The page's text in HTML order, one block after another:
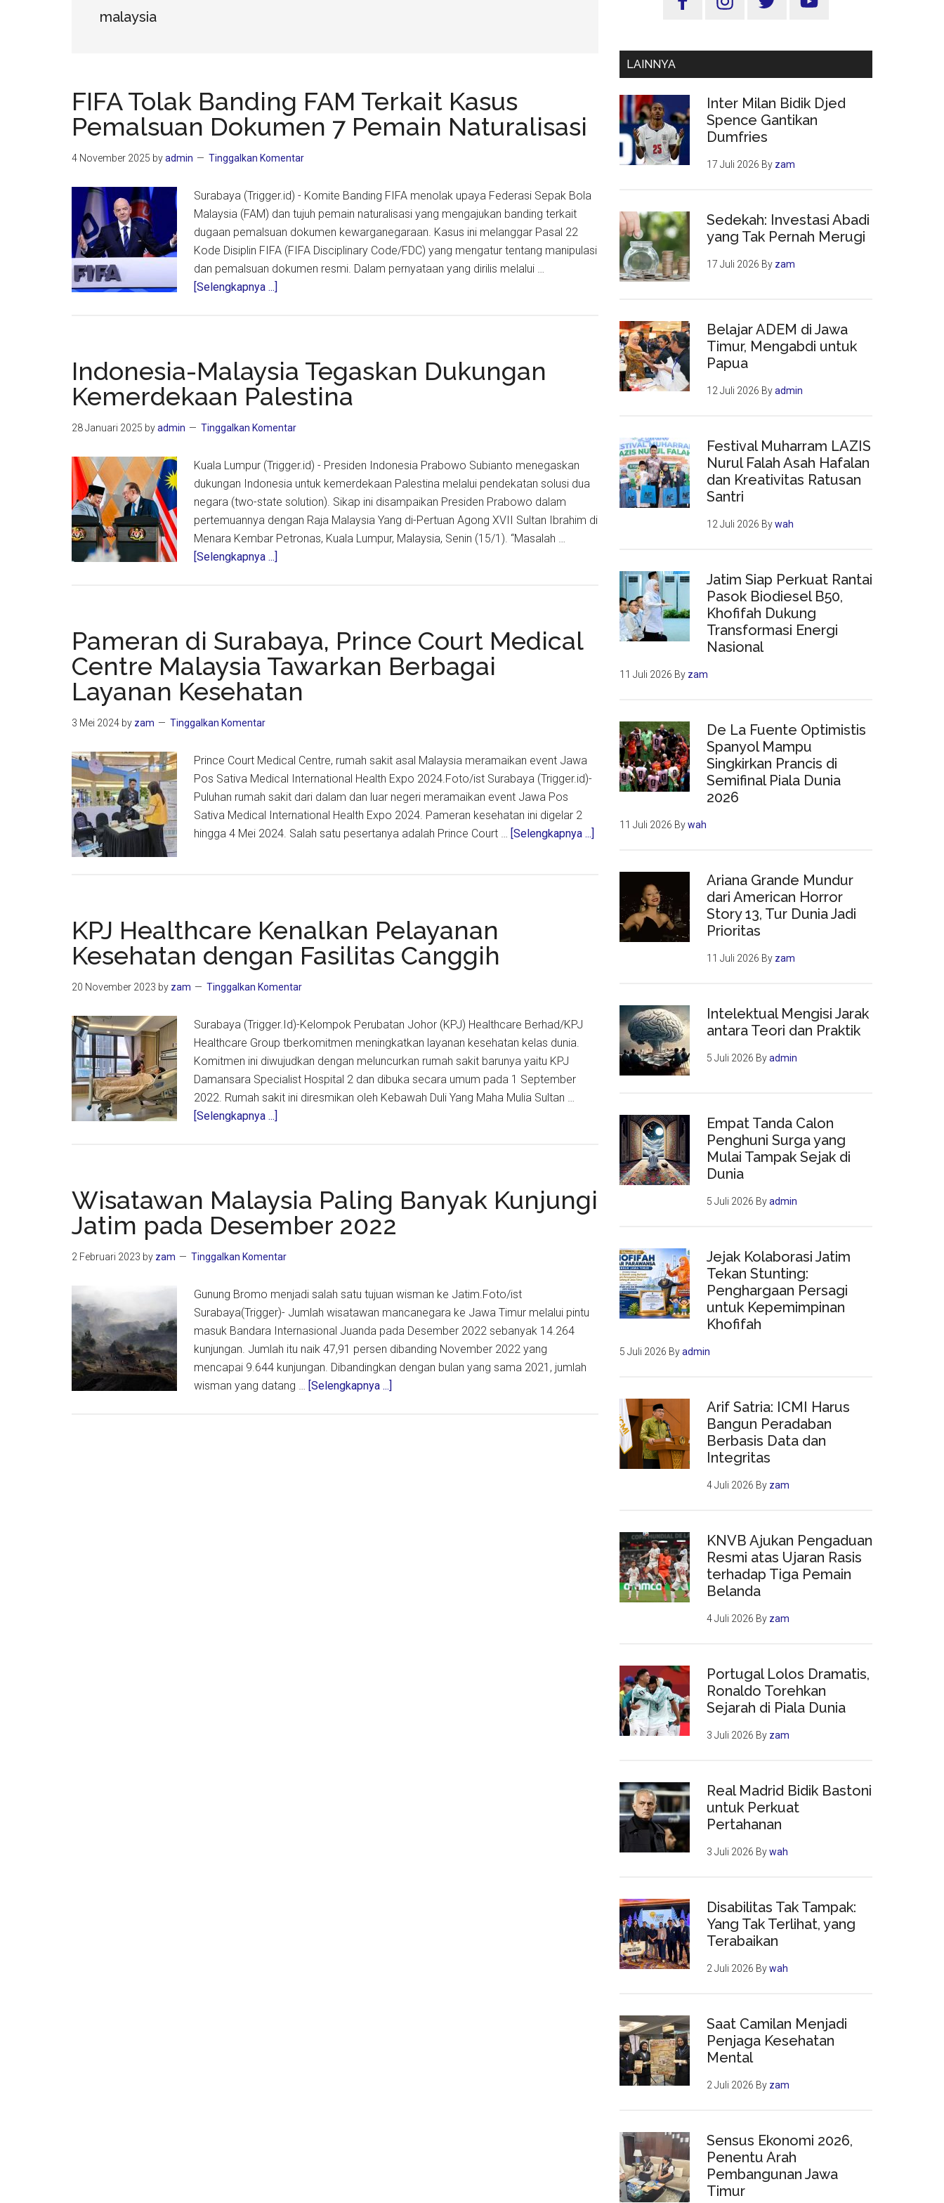
malaysia
FIFA Tolak Banding FAM Terkait Kasus
Pemalsuan Dokumen 7 Pemain Naturalisasi
4 November 2025 byadmin Tinggalkan Komentar
Surabaya (Trigger.id) - Komite Banding FIFA menolak upaya Federasi Sepak Bola
Malaysia (FAM) dan tujuh pemain naturalisasi yang mengajukan banding terkait
dugaan pemalsuan dokumen kewarganegaraan. Kasus ini melanggar Pasal 22
Kode Disiplin FIFA (FIFA Disciplinary Code/FDC) yang mengatur tentang manipulasi
dan pemalsuan dokumen resmi. Dalam pernyataan yang dirilis melalui …
[Selengkapnya ...]
FAM
Terkait
Kasus
Dokumen
Pemain
Naturalisasi
Indonesia-Malaysia Tegaskan Dukungan
Kemerdekaan Palestina
28 Januari 2025 byadmin Tinggalkan Komentar
Kuala Lumpur (Trigger.id) - Presiden Indonesia Prabowo Subianto menegaskan
dukungan Indonesia untuk kemerdekaan Palestina melalui pendekatan solusi dua
negara (two-state solution). Sikap ini disampaikan Presiden Prabowo dalam
pertemuannya dengan Raja Malaysia Yang di-Pertuan Agong XVII Sultan Ibrahim di
Menara Kembar Petronas, Kuala Lumpur, Malaysia, Senin (15/1). “Masalah …
[Selengkapnya ...]
Kemerdekaan
Palestina
Pameran di Surabaya, Prince Court Medical
Centre Malaysia Tawarkan Berbagai
Layanan Kesehatan
3 Mei 2024 by zam Tinggalkan Komentar
Prince Court Medical Centre, rumah sakit asal Malaysia meramaikan event Jawa
Pos Sativa Medical International Health Expo 2024.Foto/ist Surabaya (Trigger.id)-
Puluhan rumah sakit dari dalam dan luar negeri meramaikan event Jawa Pos
Sativa Medical International Health Expo 2024. Pameran kesehatan ini digelar 2
hingga 4 Mei 2024. Salah satu pesertanya adalah Prince Court … [Selengkapnya ...]
Prince
Medical
Berbagai
Layanan
Kesehatan
KPJ Healthcare Kenalkan Pelayanan
Kesehatan dengan Fasilitas Canggih
20 November 2023 by zam Tinggalkan Komentar
Surabaya (Trigger.Id)-Kelompok Perubatan Johor (KPJ) Healthcare Berhad/KPJ
Healthcare Group tberkomitmen meningkatkan layanan kesehatan kelas dunia.
Komitmen ini diwujudkan dengan meluncurkan rumah sakit barunya yaitu KPJ
Damansara Specialist Hospital 2 dan dibuka secara umum pada 1 September
2022. Rumah sakit ini diresmikan oleh Kebawah Duli Yang Maha Mulia Sultan …
[Selengkapnya ...]
Pelayanan
Kesehatan
dengan
Canggih
Wisatawan Malaysia Paling Banyak Kunjungi
Jatim pada Desember 2022
2 Februari 2023 by zam Tinggalkan Komentar
Gunung Bromo menjadi salah satu tujuan wisman ke Jatim.Foto/ist
Surabaya(Trigger)- Jumlah wisatawan mancanegara ke Jawa Timur melalui pintu
masuk Bandara Internasional Juanda pada Desember 2022 sebanyak 14.264
kunjungan. Jumlah itu naik 47,91 persen dibanding November 2022 yang
mencapai 9.644 kunjungan. Dibandingkan dengan bulan yang sama 2021, jumlah
wisman yang datang … [Selengkapnya ...]
Utama
LAINNYA
Inter Milan Bidik Djed
Spence Gantikan
Dumfries
17 Juli 2026 By zam
Sedekah: Investasi Abadi
yang Tak Pernah Merugi
17 Juli 2026 By zam
Belajar ADEM di Jawa
Timur, Mengabdi untuk
Papua
12 Juli 2026 Byadmin
Festival Muharram LAZIS
Nurul Falah Asah Hafalan
dan Kreativitas Ratusan
Santri
12 Juli 2026 Bywah
Jatim Siap Perkuat Rantai
Pasok Biodiesel B50,
Khofifah Dukung
Transformasi Energi
Nasional
11 Juli 2026 By zam
De La Fuente Optimistis
Spanyol Mampu
Singkirkan Prancis di
Semifinal Piala Dunia
2026
11 Juli 2026 Bywah
Ariana Grande Mundur
dari American Horror
Story 13, Tur Dunia Jadi
Prioritas
11 Juli 2026 By zam
Intelektual Mengisi Jarak
antara Teori dan Praktik
5 Juli 2026 Byadmin
Empat Tanda Calon
Penghuni Surga yang
Mulai Tampak Sejak di
Dunia
5 Juli 2026 Byadmin
Jejak Kolaborasi Jatim
Tekan Stunting:
Penghargaan Persagi
untuk Kepemimpinan
Khofifah
5 Juli 2026 Byadmin
Arif Satria: ICMI Harus
Bangun Peradaban
Berbasis Data dan
Integritas
4 Juli 2026 By zam
KNVB Ajukan Pengaduan
Resmi atas Ujaran Rasis
terhadap Tiga Pemain
Belanda
4 Juli 2026 By zam
Portugal Lolos Dramatis,
Ronaldo Torehkan
Sejarah di Piala Dunia
3 Juli 2026 By zam
Real Madrid Bidik Bastoni
untuk Perkuat
Pertahanan
3 Juli 2026 Bywah
Disabilitas Tak Tampak:
Yang Tak Terlihat, yang
Terabaikan
2 Juli 2026 Bywah
Saat Camilan Menjadi
Penjaga Kesehatan
Mental
2 Juli 2026 By zam
Sensus Ekonomi 2026,
Penentu Arah
Pembangunan Jawa
Timur